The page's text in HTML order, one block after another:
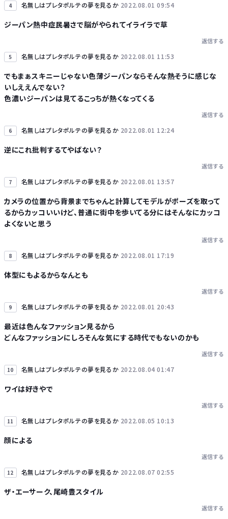
4 名無しはプレタポルテの夢を見るか 2022.08.01 09:54
ジーパン熱中症民暑さで脳がやられてイライラで草
返信する
5 名無しはプレタポルテの夢を見るか 2022.08.01 11:53
でもまぁスキニーじゃない色薄ジーパンならそんな熱そうに感じな
いしええんでない？
色濃いジーパンは見てるこっちが熱くなってくる
返信する
6 名無しはプレタポルテの夢を見るか 2022.08.01 12:24
逆にこれ批判するてやばない？
返信する
7 名無しはプレタポルテの夢を見るか 2022.08.01 13:57
カメラの位置から背景までちゃんと計算してモデルがポーズを取って
るからカッコいいけど、普通に街中を歩いてる分にはそんなにカッコ
よくないと思う
返信する
8 名無しはプレタポルテの夢を見るか 2022.08.01 17:19
体型にもよるからなんとも
返信する
9 名無しはプレタポルテの夢を見るか 2022.08.01 20:43
最近は色んなファッション見るから
どんなファッションにしろそんな気にする時代でもないのかも
返信する
10 名無しはプレタポルテの夢を見るか 2022.08.04 01:47
ワイは好きやで
返信する
11 名無しはプレタポルテの夢を見るか 2022.08.05 10:13
顔による
返信する
12 名無しはプレタポルテの夢を見るか 2022.08.07 02:55
ザ・エーサーク、尾崎豊スタイル
返信する